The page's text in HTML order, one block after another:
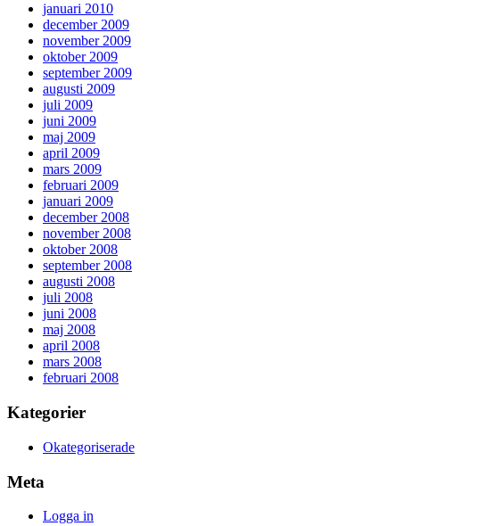
januari 2010
december 2009
november 2009
oktober 2009
september 2009
augusti 2009
juli 2009
juni 2009
maj 2009
april 2009
mars 2009
februari 2009
januari 2009
december 2008
november 2008
oktober 2008
september 2008
augusti 2008
juli 2008
juni 2008
maj 2008
april 2008
mars 2008
februari 2008
Kategorier
Okategoriserade
Meta
Logga in